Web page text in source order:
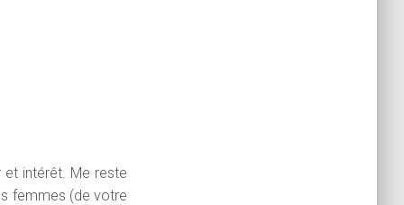
intérêt. Me reste
femmes (de votre